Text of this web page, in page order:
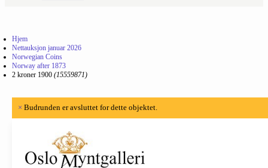
Hjem
Nettauksjon januar 2026
Norwegian Coins
Norway after 1873
2 kroner 1900 (15559871)
× Budrunden er avsluttet for dette objektet.